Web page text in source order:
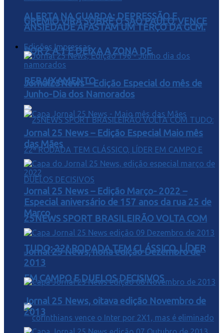
GRÊMIO VIRA SOBRE O SÃO PAULO, VENCE
POR 2 A 1 E DEIXA A ZONA DE
REBAIXAMENTO
25NEWS SPORT BRASILEIRÃO VOLTA COM
TUDO: 22ª RODADA TEM CLÁSSICO, LÍDER
EM CAMPO E DUELOS DECISIVOS
ALERTA NA GUARDA: DEPRESSÃO E
ANSIEDADE AFASTAM UM TERÇO DA GCM.
Edições Impressas
Jornal25News – Edição Especial do mês de
Junho-Dia dos Namorados
Jornal 25 News – Edição Especial Maio mês
das Mães
Jornal 25 News – Edição Março- 2022 –
Especial aniversário de 157 anos da rua 25 de
Março
Jornal 25 News, nona edição Dezembro de
2013
Jornal 25 News, oitava edição Novembro de
2013